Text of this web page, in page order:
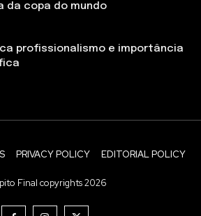
da copa do mundo
profissionalismo e importância
PRIVACY POLICY EDITORIAL POLICY
Final copyrights 2026